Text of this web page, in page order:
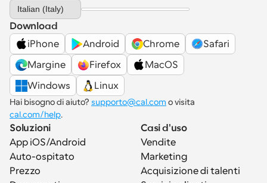
Select Language
Italian (Italy)
Download
iPhone
Android Chrome
Safari
Margine
Firefox
MacOS
Windows
Linux
Hai bisogno di aiuto? supporto@cal.com
cal.com/help.
Soluzioni
App iOS/Android
Auto-ospitato
Prezzo
Casi d'uso
Vendite
Marketing
Acquisizione di talenti